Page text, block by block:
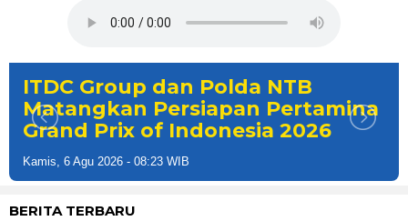
ITDC Group dan Polda NTB
Matangkan Persiapan Pertamina
Grand Prix of Indonesia 2026
Kamis, 6 Agu 2026 - 08:23 WIB
BERITA TERBARU